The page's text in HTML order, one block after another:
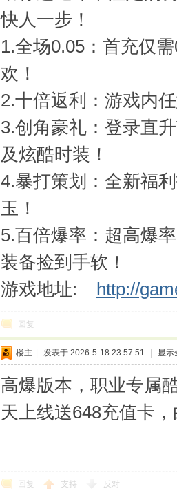
快人一步！
1.全场0.05：首充仅
欢！
2.十倍返利：游戏内
3.创角豪礼：登录直
及炫酷时装！
4.暴打策划：全新福
玉！
5.百倍爆率：超高爆
装备捡到手软！
游戏地址: http://
回复
楼主 发表于 2026-5-18 23:57:51 显示
高爆版本，职业专属
天上线送648充值卡
回复 支持 反对